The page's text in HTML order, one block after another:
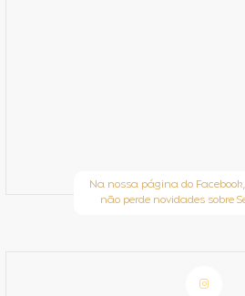
Na nossa página do
não perde novidades sobre